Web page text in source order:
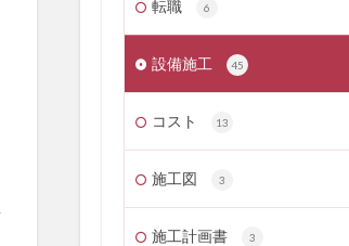
転職 6
設備施工 45
コスト 13
施工図 3
施工計画書 3